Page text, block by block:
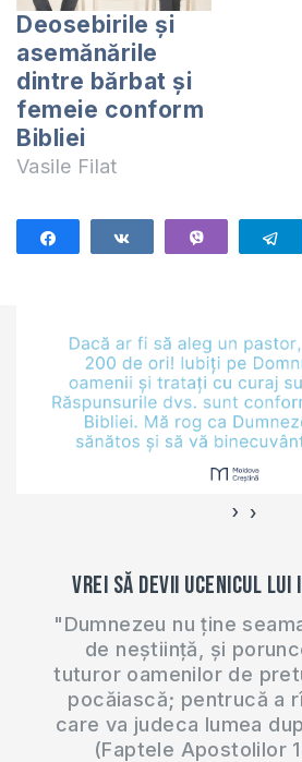
societății a fost
aceea bazată pe
familie. Nimeni să nu
creadă că familia
este o invenție
omenească pe…
Deosebirile și
asemănările
dintre bărbat și
femeie conform
Bibliei
Vasile Filat
‹ ›
Vrei să devii ucenicul lui
"Dumnezeu nu ține
de neștiință, și
tuturor oamenilor de
pocăiască; pentrucă a
care va judeca lumea
(Faptele Apostolilor